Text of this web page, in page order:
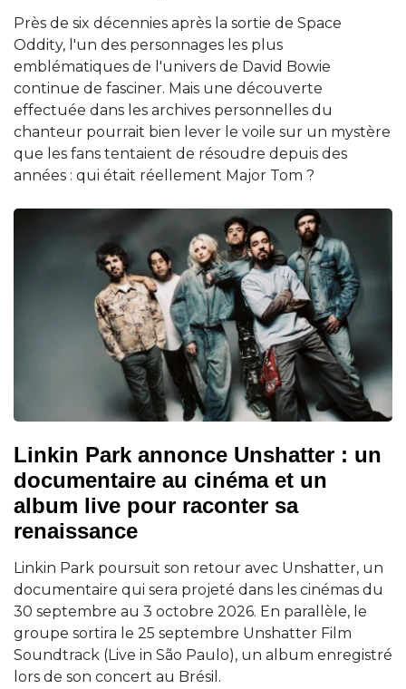
Près de six décennies après la sortie de Space
Oddity, l'un des personnages les plus
emblématiques de l'univers de David Bowie
continue de fasciner. Mais une découverte
effectuée dans les archives personnelles du
chanteur pourrait bien lever le voile sur un mystère
que les fans tentaient de résoudre depuis des
années : qui était réellement Major Tom ?
Linkin Park annonce Unshatter : un
documentaire au cinéma et un
album live pour raconter sa
renaissance
Linkin Park poursuit son retour avec Unshatter, un
documentaire qui sera projeté dans les cinémas du
30 septembre au 3 octobre 2026. En parallèle, le
groupe sortira le 25 septembre Unshatter Film
Soundtrack (Live in São Paulo), un album enregistré
lors de son concert au Brésil.